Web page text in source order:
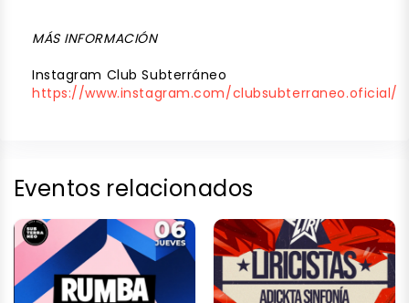
MÁS INFORMACIÓN
Instagram Club Subterráneo
https://www.instagram.com/clubsubterraneo.oficial/
Eventos relacionados